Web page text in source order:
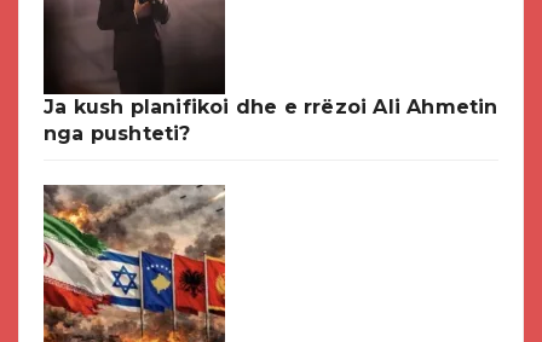
Ja kush planifikoi dhe e rrëzoi Ali Ahmetin
nga pushteti?